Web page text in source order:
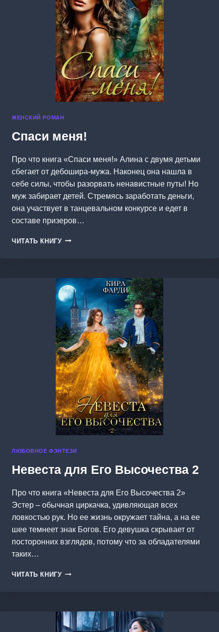
ЖЕНСКИЙ РОМАН
Спаси меня!
Про что книга «Спаси меня!» Алина с двумя детьми
сбегает от дебошира-мужа. Наконец она нашла в
себе силы, чтобы разорвать ненавистные путы! Но
муж забирает детей. Стремясь заработать деньги,
она участвует в танцевальном конкурсе и едет в
составе призеров…
ЧИТАТЬ КНИГУ СПАСИ
ЛЮБОВНОЕ ФЭНТЕЗИ
Невеста для Его Высочества 2
Про что книга «Невеста для Его Высочества 2»
Эстер – обычная циркачка, удивляющая всех
ловкостью рук. Но ее жизнь окружает тайна, а на ее
шее темнеет знак Богов. Его девушка скрывает от
посторонних взглядов, потому что за обладателями
таких…
ЧИТАТЬ КНИГУ НЕВЕСТА
2